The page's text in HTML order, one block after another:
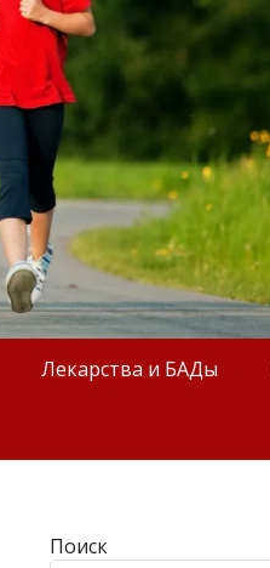
Лекарства и БАДы
Поиск